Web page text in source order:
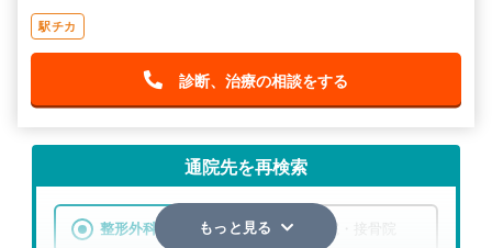
駅チカ
診断、治療の相談をする
通院先を再検索
整形外科 整骨院・接骨院
もっと見る